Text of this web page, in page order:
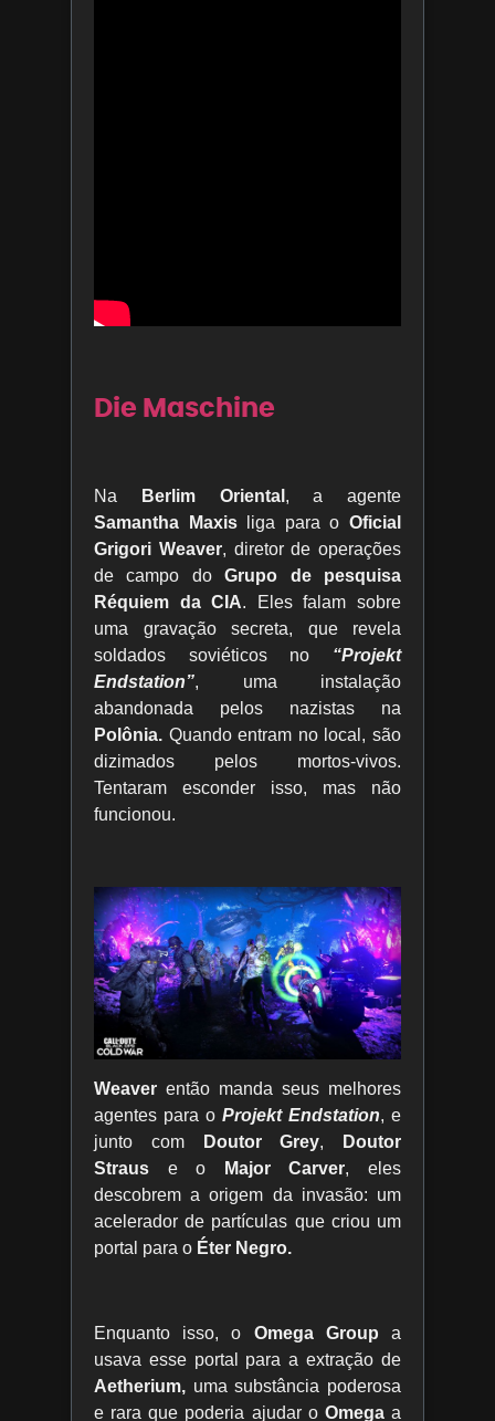
Die Maschine
Na Berlim Oriental , a agente
Samantha Maxisliga para oOficial
Grigori Weaver, diretor de operações
de campo doGrupo de pesquisa
Réquiem da CIA. Eles falam sobre
uma gravação secreta, que revela
soldados soviéticos no “Projekt
Endstation”, uma instalação
abandonada pelos nazistas na
Polônia. Quando entram no local, são
dizimados pelos mortos-vivos.
Tentaram esconder isso, mas não
funcionou.
Weaver então manda seus melhores
agentes para o Projekt Endstation, e
junto com
Doutor Grey,
Doutor
Straus e o Major Carver, eles
descobrem a origem da invasão: um
acelerador de partículas que criou um
portal para o Éter Negro.
Enquanto isso, o Omega Group a
usava esse portal para a extração de
Aetherium, uma substância poderosa
e rara que poderia ajudar o Omegaa